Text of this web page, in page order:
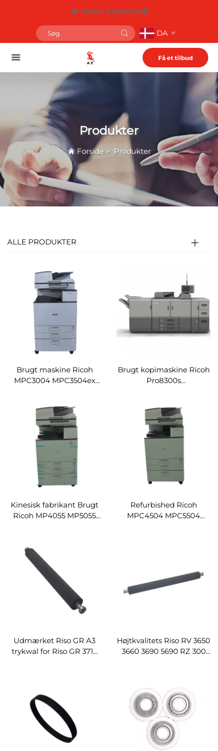
[email protected]
DA
Få et tilbud
Produkter
Forside> Produkter
ALLE PRODUKTER
Brugt maskine Ricoh
MPC3004 MPC3504ex
farvefotokopimaskine
Brugt kopimaskine Ricoh
Pro8300s
printermaskine og
kopimaskine
fotokopimaskine
Kinesisk fabrikant Brugt
Ricoh MP4055 MP5055
Fotokopimaskine
Kopimaskine
Refurbished Ricoh
MPC4504 MPC5504
Udmærket Riso GR A3
trykwal for Riso GR 3710
dupliceringsmaskine
Højtkvalitets Riso RV 3650
3660 3690 5690 RZ 300